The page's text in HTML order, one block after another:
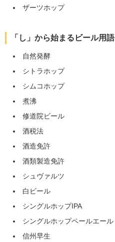
ザーツホップ
「し」から始まるビール用語
自然発酵
シトラホップ
シムコホップ
煮沸
修道院ビール
酒税法
酒造免許
酒類製造免許
シュヴァルツ
白ビール
シングルホップIPA
シングルホップペールエール
信州早生